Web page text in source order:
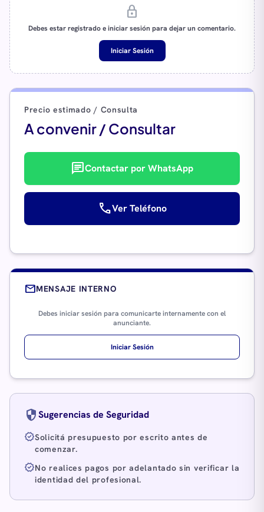
lock
Debes estar registrado e iniciar sesión para dejar un comentario.
Iniciar Sesión
Precio estimado / Consulta
A convenir / Consultar
chatContactar por WhatsApp
callVer Teléfono
mailMENSAJE INTERNO
Debes iniciar sesión para comunicarte internamente con el
anunciante.
Iniciar Sesión
securitySugerencias de Seguridad
verifiedSolicitá presupuesto por escrito antes de
comenzar.
verifiedNo realices pagos por adelantado sin verificar la
identidad del profesional.